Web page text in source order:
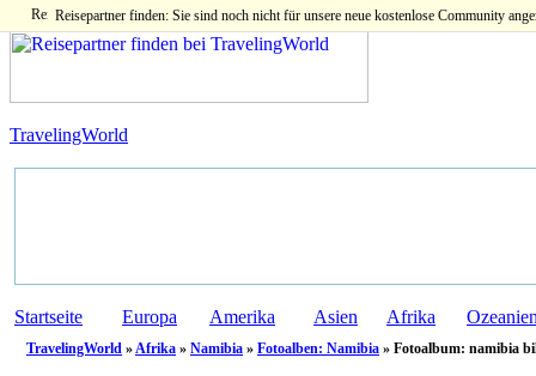
Reisepartner finden: Sie sind noch nicht für unsere neue kostenlose Community
TravelingWorld
Startseite Europa Amerika Asien Afrika
TravelingWorld »Afrika » Namibia » Fotoalben: Namibia » Fotoalbum: namibia